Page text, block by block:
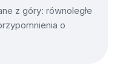
z góry: równoległe
o